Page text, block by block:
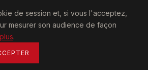
de session et, si vous l'acceptez,
mesurer son audience de façon
.